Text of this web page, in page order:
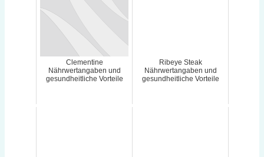
Clementine
Nährwertangaben und
gesundheitliche Vorteile
Ribeye Steak
Nährwertangaben und
gesundheitliche Vorteile